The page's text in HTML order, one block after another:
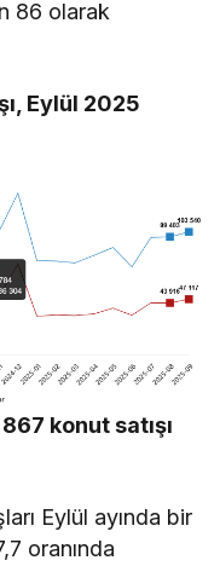
86 olarak
Eylül 2025
konut satışı
Eylül ayında bir
oranında